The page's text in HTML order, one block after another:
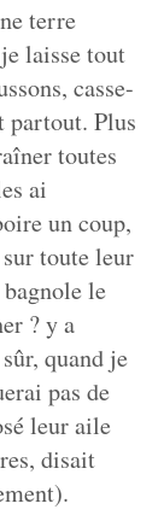
terre
laisse tout
casse-
Plus
toutes
ai
un coup,
toute leur
le
? y a
quand je
pas de
leur aile
disait